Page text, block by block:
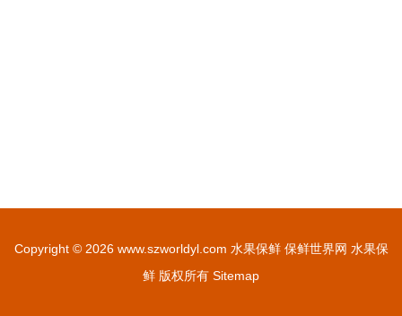
Copyright © 2026 www.szworldyl.com 水果保鲜 保鲜世界网 水果保
鲜 版权所有 Sitemap